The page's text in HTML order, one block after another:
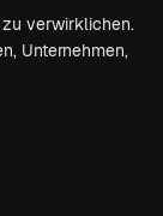
verwirklichen.
Unternehmen,